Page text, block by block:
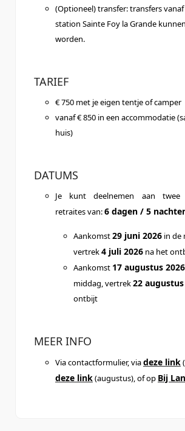
(Optioneel) transfer: transfers
station Sainte Foy la Grande
worden.
TARIEF
€ 750 met je eigen tentje of camper
vanaf € 850 in een accommodatie
huis)
DATUMS
Je kunt deelnemen aan twee
retraites van:6 dagen / 5
Aankomst29 juni 2026 in de
vertrek4 juli 2026 na het
Aankomst 17 augustus 2026
middag, vertrek22 augustus
ontbijt
MEER INFO
Via contactformulier, viadeze link
deze link(augustus), of op Bij